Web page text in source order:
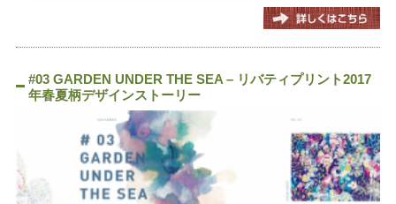
#03 GARDEN UNDER THE SEA – リバティプリント2017
年春夏柄デザインストーリー